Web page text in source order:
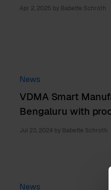
Apr 2, 2025 by Babette Schroth
News
VDMA Smart
Bengaluru with
Jul 23, 2024 by Babette Schroth
News